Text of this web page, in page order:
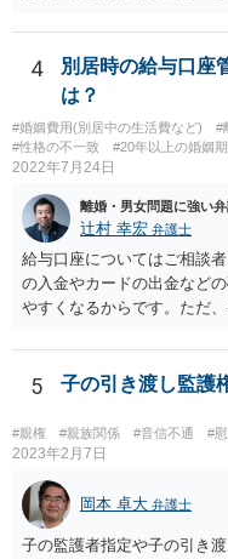
則はありませんが、道義的
を無くす、不遇を受けるな
が生じます。
4
別居時の給与口座
は？
#婚姻費用(別居中の生活費など) #
#性格の不一致
#20年以上の婚姻期
2022年7月24日
離婚・男女問題に強い
辻村 幸宏 弁護士
給与口座についてはご相談
の入金やカードの出金など
やすくなるからです。ただ
しても構わないとは思いま
で隠しようがないでしょう
はなりますので杞憂という
さないというおそれを奥様
が、ここは信じていただく
できるかどうかの方が重要
額をもらえないという意味
経費という問題はあるので
5 子の引き渡し監護
#親権 #親族関係 #音信不通 #
2023年2月7日
岡本 卓大 弁護士
子の監護者指定や子の引き